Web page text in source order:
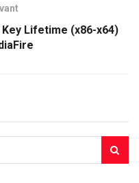
Lifetime (x86-x64)